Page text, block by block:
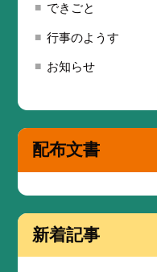
できごと
行事のようす
お知らせ
配布文書
新着記事